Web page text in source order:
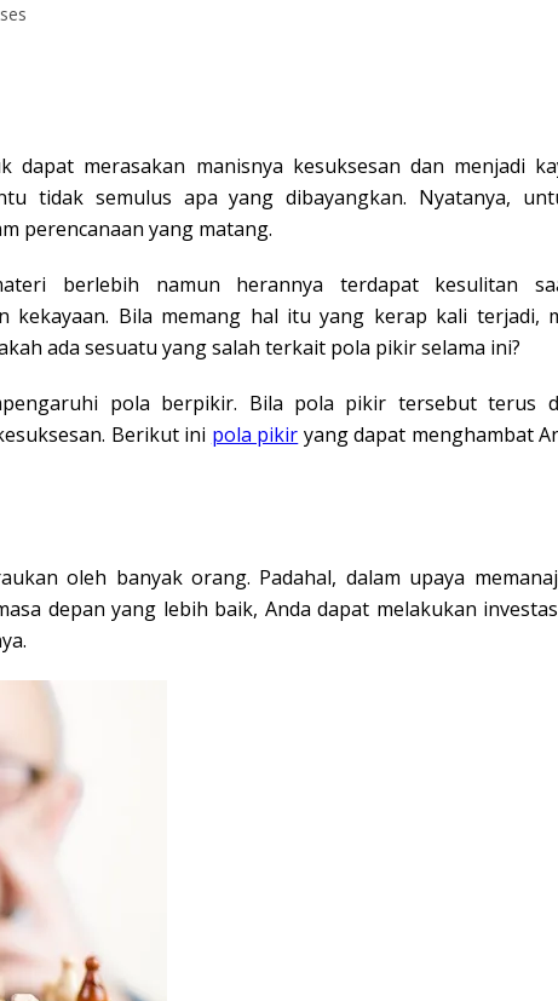
merasakan manisnya kesuksesan dan menjadi
tidak semulus apa yang dibayangkan. Nyatanya,
perencanaan yang matang.
berlebih namun herannya terdapat kesulitan
kekayaan. Bila memang hal itu yang kerap kali terjadi,
ada sesuatu yang salah terkait pola pikir selama ini?
pola berpikir. Bila pola pikir tersebut terus
Berikut ini pola pikir yang dapat menghambat
oleh banyak orang. Padahal, dalam upaya
depan yang lebih baik, Anda dapat melakukan